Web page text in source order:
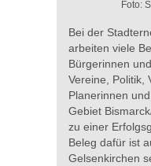
Foto:
Bei der
arbeiten viele
Bürgerinnen
Vereine, Politik,
Planerinnen
Gebiet
zu einer
Beleg dafür ist
Gelsenkirchen